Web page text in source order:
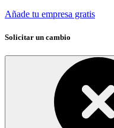
Añade tu empresa gratis
Solicitar un cambio